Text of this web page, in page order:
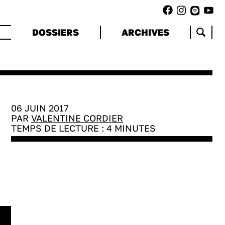
DOSSIERS ARCHIVES
06 JUIN 2017
PAR VALENTINE CORDIER
TEMPS DE LECTURE : 4 MINUTES